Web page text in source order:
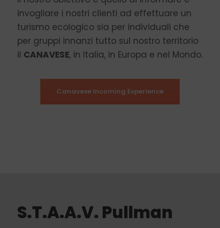
invogliare i nostri clienti ad effettuare un
turismo ecologico sia per individuali che
per gruppi innanzi tutto sul nostro territorio
il CANAVESE, in Italia, in Europa e nel Mondo.
Canavese Incoming Experience
S.T.A.A.V. Pullman